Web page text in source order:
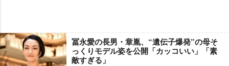
冨永愛の長男・章胤、“遺伝子爆発”の母そ
っくりモデル姿を公開「カッコいい」「素
敵すぎる」